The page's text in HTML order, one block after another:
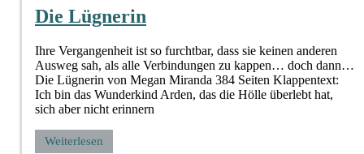
Die Lügnerin
Ihre Vergangenheit ist so furchtbar, dass sie keinen anderen
Ausweg sah, als alle Verbindungen zu kappen… doch dann…
Die Lügnerin von Megan Miranda 384 Seiten Klappentext:
Ich bin das Wunderkind Arden, das die Hölle überlebt hat,
sich aber nicht erinnern
Weiterlesen